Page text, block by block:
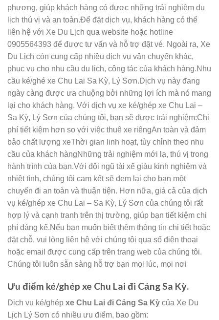
phương, giúp khách hàng có được những trải nghiệm du
lịch thú vị và an toàn.Để đặt dịch vụ, khách hàng có thể
liên hệ với Xe Du Lịch qua website hoặc hotline
0905564393 để được tư vấn và hỗ trợ đặt vé. Ngoài ra, Xe
Du Lịch còn cung cấp nhiều dịch vụ vận chuyển khác,
phục vụ cho nhu cầu du lịch, công tác của khách hàng.Nhu
cầu ké/ghé xe Chu Lai Sa Kỳ, Lý Sơn.Dịch vụ này đang
ngày càng được ưa chuộng bởi những lợi ích mà nó mang
lại cho khách hàng. Với dịch vụ xe ké/ghép xe Chu Lai –
Sa Kỳ, Lý Sơn của chúng tôi, bạn sẽ được trải nghiệm:Chi
phí tiết kiệm hơn so với việc thuê xe riêngAn toàn và đảm
bảo chất lượng xeThời gian linh hoạt, tùy chỉnh theo nhu
cầu của khách hàngNhững trải nghiệm mới lạ, thú vị trong
hành trình của bạn.Với đội ngũ tài xế giàu kinh nghiệm và
nhiệt tình, chúng tôi cam kết sẽ đem lại cho bạn một
chuyến đi an toàn và thuận tiện. Hơn nữa, giá cả của dịch
vụ ké/ghép xe Chu Lai – Sa Kỳ, Lý Sơn của chúng tôi rất
hợp lý và cạnh tranh trên thị trường, giúp bạn tiết kiệm chi
phí đáng kể.Nếu bạn muốn biết thêm thông tin chi tiết hoặc
đặt chỗ, vui lòng liên hệ với chúng tôi qua số điện thoại
hoặc email được cung cấp trên trang web của chúng tôi.
Chúng tôi luôn sẵn sàng hỗ trợ bạn mọi lúc, mọi nơi
Ưu điểm ké/ghép xe Chu Lai đi Cảng Sa Kỳ.
Dịch vụ ké/ghép xe Chu Lai đi Cảng Sa Kỳ của Xe Du
Lịch Lý Sơn có nhiều ưu điểm, bao gồm: